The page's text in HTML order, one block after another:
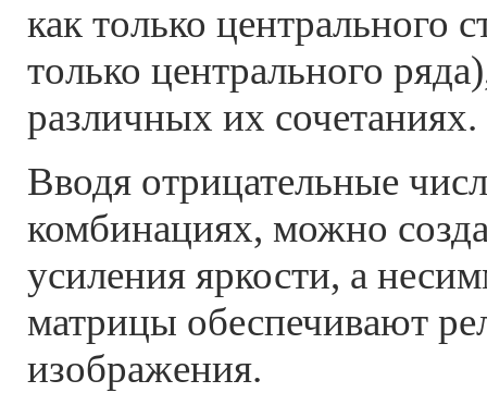
как только центрального
только центрального
различных их сочетаниях.
Вводя отрицательные
комбинациях, можно
усиления яркости, а
матрицы обеспечивают
изображения.